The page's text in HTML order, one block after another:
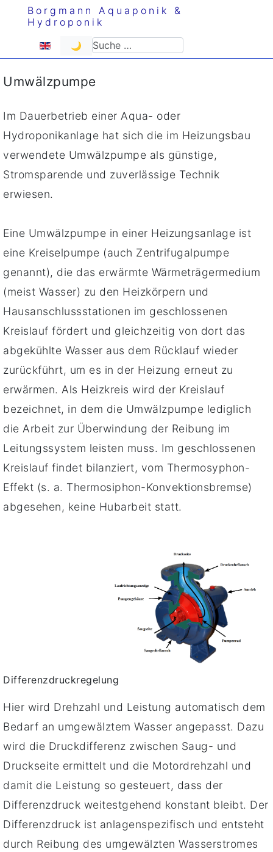
Borgmann Aquaponik &
Hydroponik
Sprache auswählen
🌙 Suchen
Umwälzpumpe
Im Dauerbetrieb einer Aqua- oder
Hydroponikanlage hat sich die im Heizungsbau
verwendete Umwälzpumpe als günstige,
Stromsparende und zuverlässige Technik
erwiesen.
Eine Umwälzpumpe in einer Heizungsanlage ist
eine Kreiselpumpe (auch Zentrifugalpumpe
genannt), die das erwärmte Wärmeträgermedium
(meist Wasser) zu den Heizkörpern und
Hausanschlussstationen im geschlossenen
Kreislauf fördert und gleichzeitig von dort das
abgekühlte Wasser aus dem Rücklauf wieder
zurückführt, um es in der Heizung erneut zu
erwärmen. Als Heizkreis wird der Kreislauf
bezeichnet, in dem die Umwälzpumpe lediglich
die Arbeit zur Überwindung der Reibung im
Leitungssystem leisten muss. Im geschlossenen
Kreislauf findet bilanziert, vom Thermosyphon-
Effekt (s. a. Thermosiphon-Konvektionsbremse)
abgesehen, keine Hubarbeit statt.
Differenzdruckregelung
Hier wird Drehzahl und Leistung automatisch dem
Bedarf an umgewälztem Wasser angepasst. Dazu
wird die Druckdifferenz zwischen Saug- und
Druckseite ermittelt und die Motordrehzahl und
damit die Leistung so gesteuert, dass der
Differenzdruck weitestgehend konstant bleibt. Der
Differenzdruck ist anlagenspezifisch und entsteht
durch Reibung des umgewälzten Wasserstromes